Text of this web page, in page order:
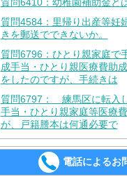
質問6410：幼稚園補助金と
質問4584：里帰り出産等妊
きを郵送でできないか。
質問6796：ひとり親家庭で
成手当・ひとり親医療費助
をしたのですが、手続きは
質問6797： 練馬区に転入
手当・ひとり親家庭等医療
が、戸籍謄本は何通必要で
電話によるお